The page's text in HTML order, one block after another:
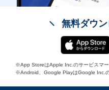
無料ダウ
※App StoreはApple Inc.のサービスマー
※Android、Google PlayはGoogle Inc.の